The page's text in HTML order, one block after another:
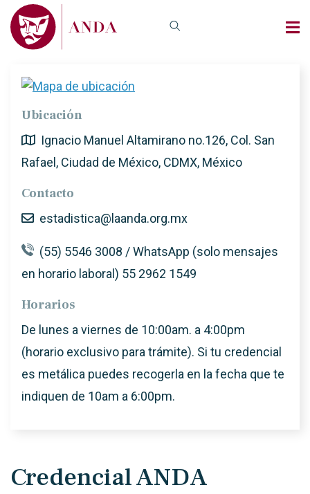
Ubicación
Ignacio Manuel Altamirano no.126, Col. San
Rafael, Ciudad de México, CDMX, México
Contacto
estadistica@laanda.org.mx
(55) 5546 3008 / WhatsApp (solo mensajes
en horario laboral) 55 2962 1549
Horarios
De lunes a viernes de 10:00am. a 4:00pm
(horario exclusivo para trámite). Si tu credencial
es metálica puedes recogerla en la fecha que te
indiquen de 10am a 6:00pm.
Credencial ANDA